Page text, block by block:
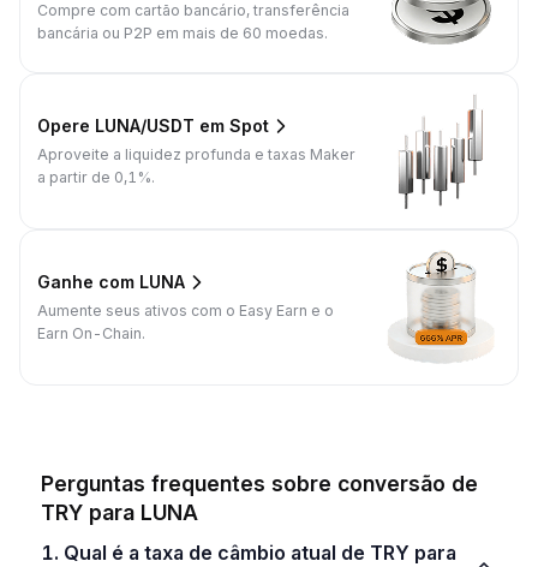
Compre com cartão bancário, transferência
bancária ou P2P em mais de 60 moedas.
Opere LUNA/USDT em Spot
Aproveite a liquidez profunda e taxas Maker
a partir de 0,1%.
Ganhe com LUNA
Aumente seus ativos com o Easy Earn e o
Earn On-Chain.
Perguntas frequentes sobre conversão de
TRY para LUNA
1. Qual é a taxa de câmbio atual de TRY para